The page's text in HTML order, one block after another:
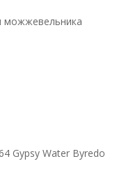
можжевельника
Gypsy Water Byredo